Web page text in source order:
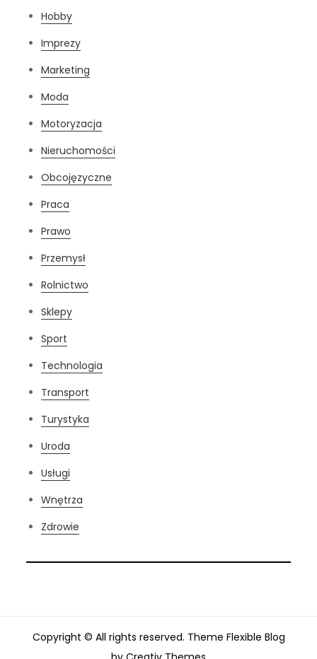
Hobby
Imprezy
Marketing
Moda
Motoryzacja
Nieruchomości
Obcojęzyczne
Praca
Prawo
Przemysł
Rolnictwo
Sklepy
Sport
Technologia
Transport
Turystyka
Uroda
Usługi
Wnętrza
Zdrowie
Copyright © All rights reserved. Theme Flexible Blog